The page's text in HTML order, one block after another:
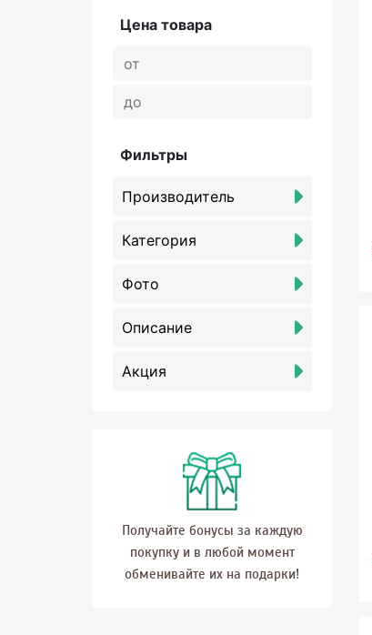
Цена товара
Фильтры
Производитель
Категория
Фото
Описание
Акция
Получайте бонусы за каждую
покупку и в любой момент
обменивайте их на подарки!